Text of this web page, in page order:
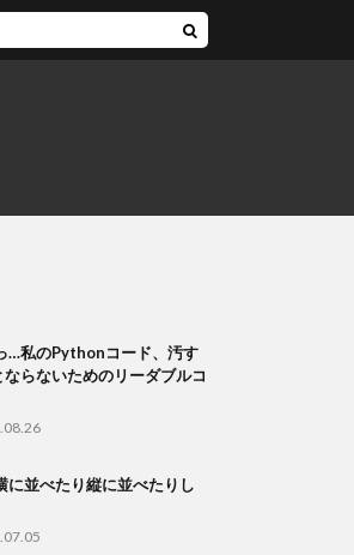
…私のPythonコード、汚す
らないためのリーダブルコ
に並べたり縦に並べたりし